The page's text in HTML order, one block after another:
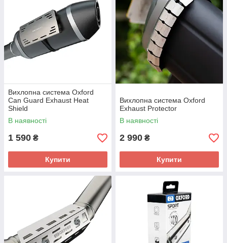
Вихлопна система Oxford
Can Guard Exhaust Heat
Shield
В наявності
1 590 ₴
Купити
Вихлопна система Oxford
Exhaust Protector
В наявності
2 990 ₴
Купити